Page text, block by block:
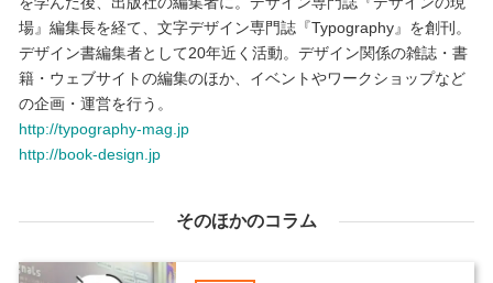
場』編集長を経て、文字デザイン専門誌『Typography』を創刊。
デザイン書編集者として20年近く活動。デザイン関係の雑誌・書
籍・ウェブサイトの編集のほか、イベントやワークショップなど
の企画・運営を行う。
http://typography-mag.jp
http://book-design.jp
そのほかのコラム